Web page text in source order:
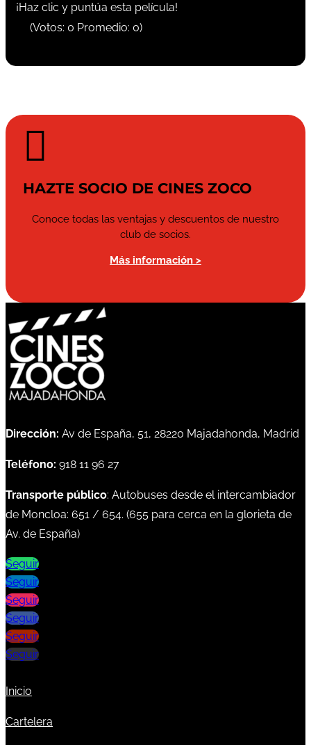
¡Haz clic y puntúa esta película!
(Votos: 0 Promedio: 0)

HAZTE SOCIO DE CINES ZOCO
Conoce todas las ventajas y descuentos de nuestro
club de socios.
Más información >
Dirección: Av de España, 51, 28220 Majadahonda, Madrid
Teléfono: 918 11 96 27
Transporte público: Autobuses desde el intercambiador
de Moncloa: 651 / 654. (655 para cerca en la glorieta de
Av. de España)
Seguir
Seguir
Seguir
Seguir
Seguir
Seguir
Inicio
Cartelera